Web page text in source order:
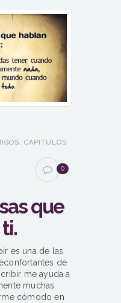
, CAPITULOS
0
que
es una de las
de
me ayuda a
muchas
cómodo en